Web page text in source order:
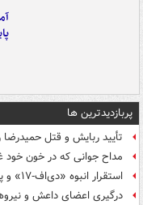
پربازدیدترین ها
تأیید ربایش و قتل حمیدرضا
مداح جوانی که در خون خود
استقرار انبوه «دی‌اف‑۱۷» و پایان عصر پدافند آمریکا +عکس
درگیری اعضای داعش و